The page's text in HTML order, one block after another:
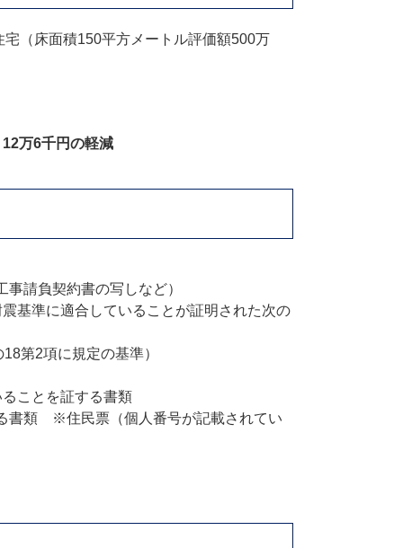
（床面積150平方メートル評価額500万
12万6千円の軽減
請負契約書の写しなど）
基準に適合していることが証明された次の
第2項に規定の基準）
ことを証する書類
書類 ※住民票（個人番号が記載されてい